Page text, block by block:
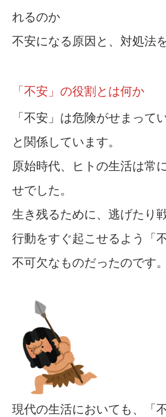
れるのか
不安になる原因と、対処法
「不安」の役割とは何か
「不安」は危険がせまって
と関係しています。
原始時代、ヒトの生活は常
せでした。
生き残るために、逃げたり
行動をすぐ起こせるよう「
不可欠なものだったのです。
現代の生活においても、「